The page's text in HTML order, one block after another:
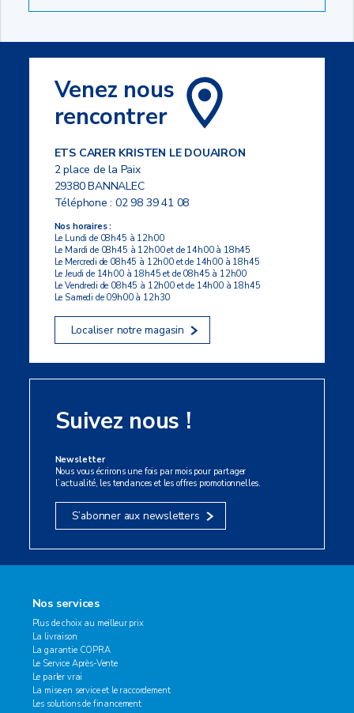
Venez nous
rencontrer
ETS CARER KRISTEN LE DOUAIRON
2 place de la Paix
29380 BANNALEC
Téléphone :02 98 39 41 08
Nos horaires :
Le Lundi de 08h45 à 12h00
Le Mardi de 08h45 à 12h00 et de 14h00 à 18h45
Le Mercredi de 08h45 à 12h00 et de 14h00 à 18h45
Le Jeudi de 14h00 à 18h45 et de 08h45 à 12h00
Le Vendredi de 08h45 à 12h00 et de 14h00 à 18h45
Le Samedi de 09h00 à 12h30
Localiser notre magasin
Suivez nous !
Newsletter
Nous vous écrirons une fois par mois pour partager
l’actualité, les tendances et les offres promotionnelles.
S’abonner aux newsletters
Nos services
Plus de choix au meilleur prix
La livraison
La garantie COPRA
Le Service Après-Vente
Le parler vrai
La mise en service et le raccordement
Les solutions de financement